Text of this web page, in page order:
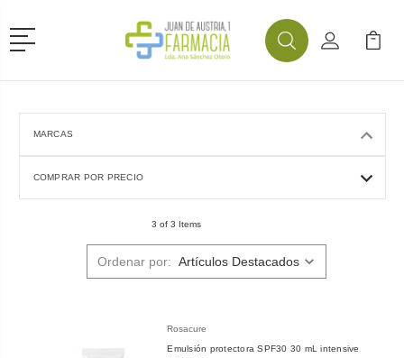
Menú
BuscarMi Cuenta
Mi
MARCAS
COMPRAR POR PRECIO
3 of 3 Items
Ordenar por:
Rosacure
Emulsión protectora SPF30 30 mL intensive